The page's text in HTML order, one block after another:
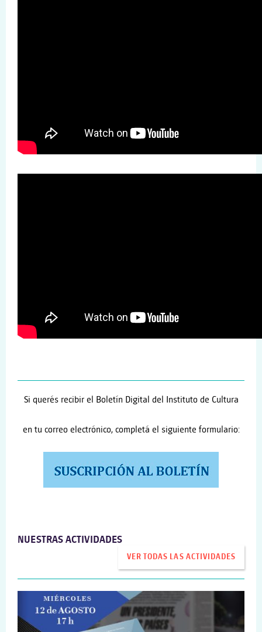
Si querés recibir el Boletín Digital del Instituto de Cultura
en tu correo electrónico, completá el siguiente formulario:
NUESTRAS ACTIVIDADES
VER TODAS LAS ACTIVIDADES